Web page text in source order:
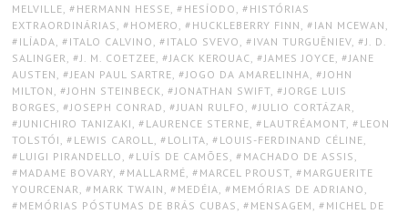
MELVILLE, HERMANN HESSE, HESÍODO , HISTÓRIAS
EXTRAORDINÁRIAS , HOMERO , HUCKLEBERRY FINN , IAN MCEWAN ,
ILÍADA, ITALO CALVINO , ITALO SVEVO , IVAN TURGUÊNIEV, J. D.
SALINGER, J. M. COETZEE, JACK KEROUAC, JAMES JOYCE, JANE
AUSTEN , JEAN PAUL SARTRE, JOGO DA AMARELINHA, JOHN
MILTON , JOHN STEINBECK, JONATHAN SWIFT, JORGE LUIS
BORGES , JOSEPH CONRAD , JUAN RULFO , JULIO CORTÁZAR,
JUNICHIRO TANIZAKI , LAURENCE STERNE, LAUTRÉAMONT, LEON
TOLSTÓI , LEWIS CAROLL, LOLITA, LOUIS-FERDINAND CÉLINE,
LUIGI PIRANDELLO , LUÍS DE CAMÕES , MACHADO DE ASSIS ,
MADAME BOVARY, MALLARMÉ, MARCEL PROUST, MARGUERITE
YOURCENAR, MARK TWAIN , MEDÉIA, MEMÓRIAS DE ADRIANO ,
MEMÓRIAS PÓSTUMAS DE BRÁS CUBAS , MENSAGEM , MICHEL DE